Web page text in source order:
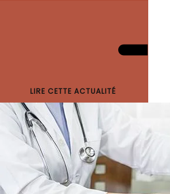
LIRE CETTE ACTUALITÉ